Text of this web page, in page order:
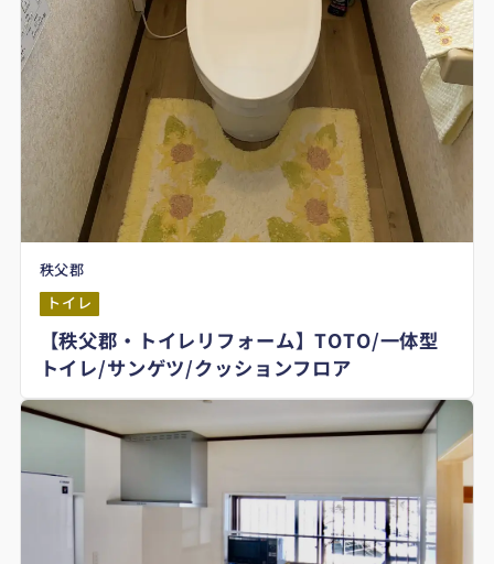
秩父郡
トイレ
【秩父郡・トイレリフォーム】TOTO/一体型
トイレ/サンゲツ/クッションフロア